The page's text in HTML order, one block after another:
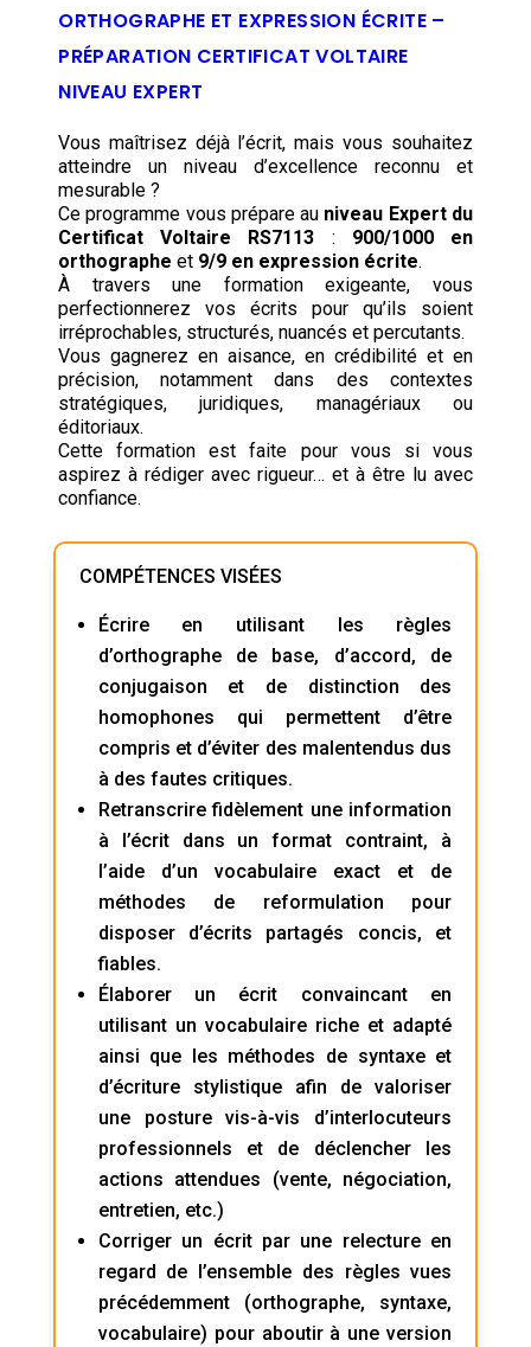
ORTHOGRAPHE ET EXPRESSION ÉCRITE –
PRÉPARATION CERTIFICAT VOLTAIRE
NIVEAU EXPERT
Vous maîtrisez déjà l’écrit, mais vous souhaitez
atteindre un niveau d’excellence reconnu et
mesurable ?
Ce programme vous prépare au niveau Expert du
Certificat Voltaire RS7113 : 900/1000 en
orthographe et 9/9 en expression écrite.
À travers une formation exigeante, vous
perfectionnerez vos écrits pour qu’ils soient
irréprochables, structurés, nuancés et percutants.
Vous gagnerez en aisance, en crédibilité et en
précision, notamment dans des contextes
stratégiques, juridiques, managériaux ou
éditoriaux.
Cette formation est faite pour vous si vous
aspirez à rédiger avec rigueur… et à être lu avec
confiance.
COMPÉTENCES VISÉES
Écrire en utilisant les règles
d’orthographe de base, d’accord, de
conjugaison et de distinction des
homophones qui permettent d’être
compris et d’éviter des malentendus dus
à des fautes critiques.
Retranscrire fidèlement une information
à l’écrit dans un format contraint, à
l’aide d’un vocabulaire exact et de
méthodes de reformulation pour
disposer d’écrits partagés concis, et
fiables.
Élaborer un écrit convaincant en
utilisant un vocabulaire riche et adapté
ainsi que les méthodes de syntaxe et
d’écriture stylistique afin de valoriser
une posture vis-à-vis d’interlocuteurs
professionnels et de déclencher les
actions attendues (vente, négociation,
entretien, etc.)
Corriger un écrit par une relecture en
regard de l’ensemble des règles vues
précédemment (orthographe, syntaxe,
vocabulaire) pour aboutir à une version